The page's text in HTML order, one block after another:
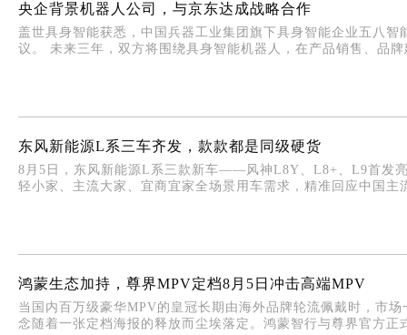
央企背景机器人公司，与京东达成战略合作
盖世具身智能获悉，中国兵器工业集团旗下具身智能企业五八
议。 未来三年，双方将围绕具身智能机器人，在产品销售、品
东风新能源L系三车齐发，款款都是同级硬货
8月5日，东风新能源L系三款新车——风神L8Y、L8+、L9首发
轻小家、主流大家、宜商宜家全场景用车需求，精准回应中国
鸿蒙生态加持，尊界MPV定档8月5日冲击高端MPV
当国内百万级豪华MPV的皇冠长期由海外品牌轮流佩戴时，市
念随着一张定档海报的释放而尘埃落定。鸿蒙智行与尊界官方